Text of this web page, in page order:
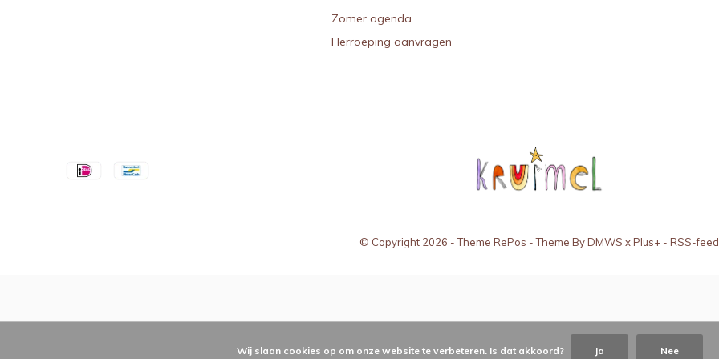
Zomer agenda
Herroeping aanvragen
© Copyright 2026 - Theme RePos - Theme ByDMWS xPlus+ - RSS-feed
Wij slaan cookies op om onze website te verbeteren. Is dat akkoord? Ja Nee